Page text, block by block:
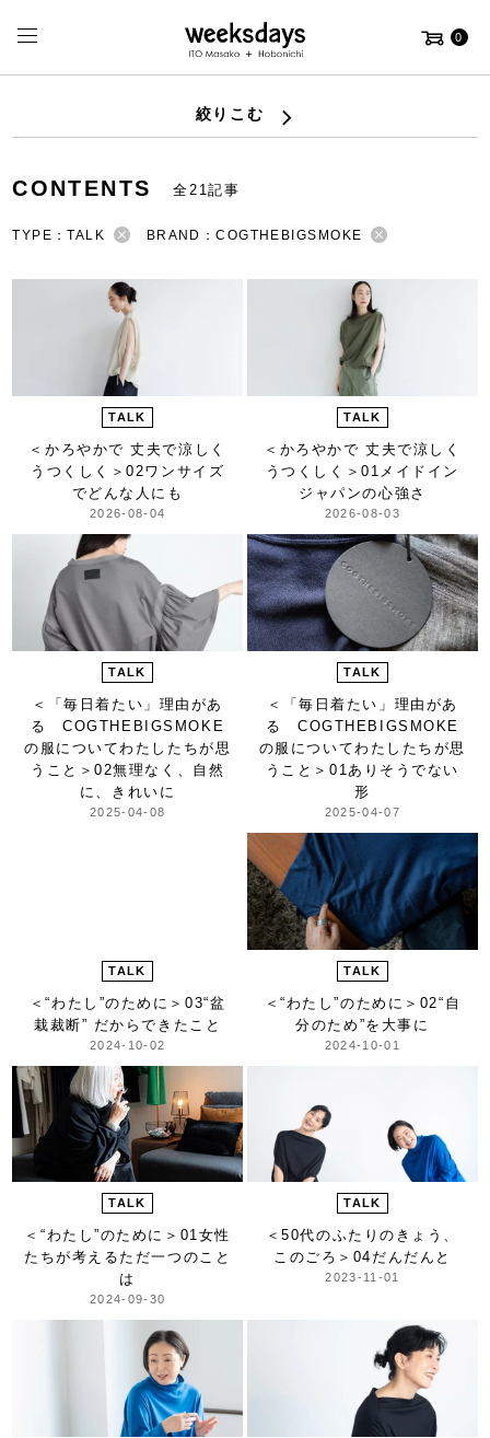
0
絞りこむ
CONTENTS 全21記事
TYPE：TALK BRAND：COGTHEBIGSMOKE
TALK
＜かろやかで 丈夫で涼しく
うつくしく＞02ワンサイズ
でどんな人にも
2026-08-04
TALK
＜かろやかで 丈夫で涼しく
うつくしく＞01メイドイン
ジャパンの心強さ
2026-08-03
TALK
＜「毎日着たい」理由があ
る COGTHEBIGSMOKE
の服についてわたしたちが思
うこと＞02無理なく、自然
に、きれいに
2025-04-08
TALK
＜「毎日着たい」理由があ
る COGTHEBIGSMOKE
の服についてわたしたちが思
うこと＞ 01ありそうでない
形
2025-04-07
TALK
＜“わたし”のために＞03“盆
栽裁断” だからできたこと
2024-10-02
TALK
＜“わたし”のために＞ 02“自
分のため”を大事に
2024-10-01
TALK
＜“わたし”のために＞ 01女性
たちが考えるただ一つのこと
は
2024-09-30
TALK
＜50代のふたりのきょう、
このごろ＞ 04だんだんと
2023-11-01